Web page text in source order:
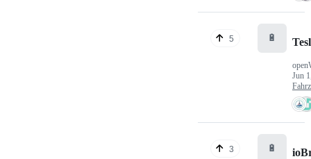
5 🔋
Jun
3 🔋